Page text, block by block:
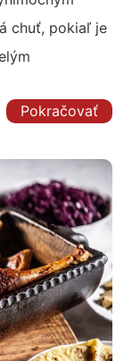
chuť, pokiaľ je
Pokračovať